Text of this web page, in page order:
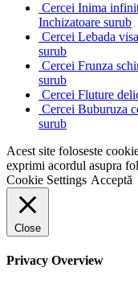
Cercei Inima
Inchizatoare surub
Cercei Lebada
surub
Cercei Frunza
surub
Cercei Fluture
Cercei Buburuza
surub
Acest site foloseste
exprimi acordul asupra
Cookie Settings Acceptă
Close
Privacy Overview